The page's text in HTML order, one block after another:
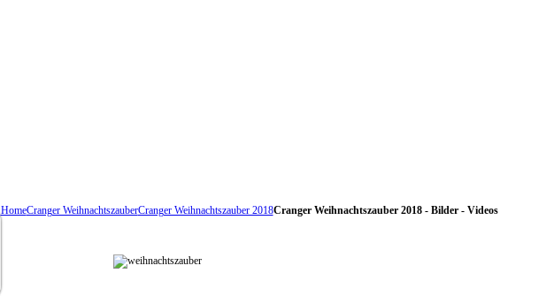
HomeCranger WeihnachtszauberCranger Weihnachtszauber 2018Cranger Weihnachtszauber 2018 - Bilder - Videos